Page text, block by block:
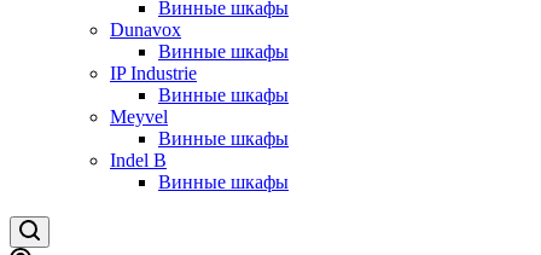
Винные шкафы
Dunavox
Винные шкафы
IP Industrie
Винные шкафы
Meyvel
Винные шкафы
Indel B
Винные шкафы